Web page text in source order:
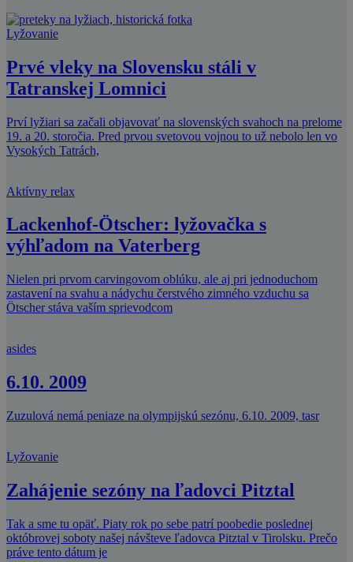
Lyžovanie
Prvé vleky na Slovensku stáli v
Tatranskej Lomnici
Prví lyžiari sa začali objavovať na slovenských svahoch na prelome
19. a 20. storočia. Pred prvou svetovou vojnou to už nebolo len vo
Vysokých Tatrách,
Aktívny relax
Lackenhof-Ötscher: lyžovačka s
výhľadom na Vaterberg
Nielen pri prvom carvingovom oblúku, ale aj pri jednoduchom
zastavení na svahu a nádychu čerstvého zimného vzduchu sa
Ötscher stáva vaším sprievodcom
asides
6.10. 2009
Zuzulová nemá peniaze na olympijskú sezónu, 6.10. 2009, tasr
Lyžovanie
Zahájenie sezóny na ľadovci Pitztal
Tak a sme tu opäť. Piaty rok po sebe patrí poobedie poslednej
októbrovej soboty našej návšteve ľadovca Pitztal v Tirolsku. Prečo
práve tento dátum je